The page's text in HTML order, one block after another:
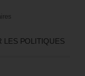
LES POLITIQUES